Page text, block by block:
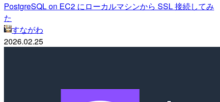
PostgreSQL on EC2 にローカルマシンから SSL 接続してみ
た
すながわ
2026.02.25